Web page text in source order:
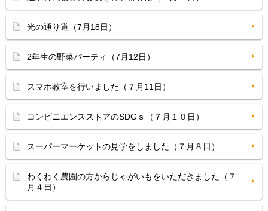
光の通り道（7月18日）
2年生の野菜パーティ（7月12日）
スマホ教室を行いました（７月11日）
コンビニエンスストアのSDGｓ（７月１０日）
スーパーマーケットの見学をしました（７月８日）
わくわく農園の方からじゃがいもをいただきました（７
月４日）